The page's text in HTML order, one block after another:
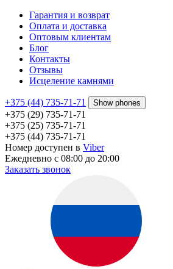
Гарантия и возврат
Оплата и доставка
Оптовым клиентам
Блог
Контакты
Отзывы
Исцеление камнями
+375 (44) 735-71-71 Show phones
+375 (29) 735-71-71
+375 (25) 735-71-71
+375 (44) 735-71-71
Номер доступен в Viber
Ежедневно с 08:00 до 20:00
Заказать звонок